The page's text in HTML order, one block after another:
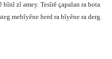
zî amey. Tesîrê çapalan ra bota
mebîyêne herd ra bîyêne ra derg.